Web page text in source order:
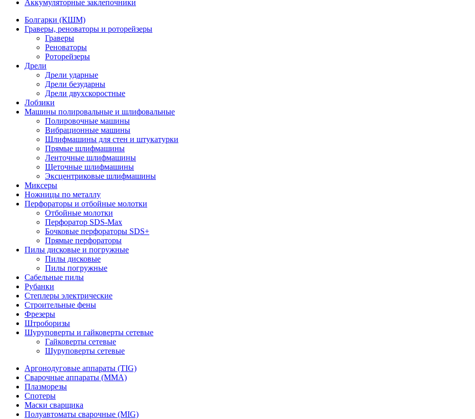
Аккумуляторные заклепочники
Болгарки (КШМ)
Граверы, реноваторы и роторейзеры
Граверы
Реноваторы
Роторейзеры
Дрели
Дрели ударные
Дрели безударны
Дрели двухскоростные
Лобзики
Машины полировальные и шлифовальные
Полировочные машины
Вибрационные машины
Шлифмашины для стен и штукатурки
Прямые шлифмашины
Ленточные шлифмашины
Щеточные шлифмашины
Эксцентриковые шлифмашины
Миксеры
Ножницы по металлу
Перфораторы и отбойные молотки
Отбойные молотки
Перфоратор SDS-Max
Бочковые перфораторы SDS+
Прямые перфораторы
Пилы дисковые и погружные
Пилы дисковые
Пилы погружные
Сабельные пилы
Рубанки
Степлеры электрические
Строительные фены
Фрезеры
Штроборизы
Шуруповерты и гайковерты сетевые
Гайковерты сетевые
Шуруповерты сетевые
Аргонодуговые аппараты (TIG)
Сварочные аппараты (MMA)
Плазморезы
Спотеры
Маски сварщика
Полуавтоматы сварочные (MIG)